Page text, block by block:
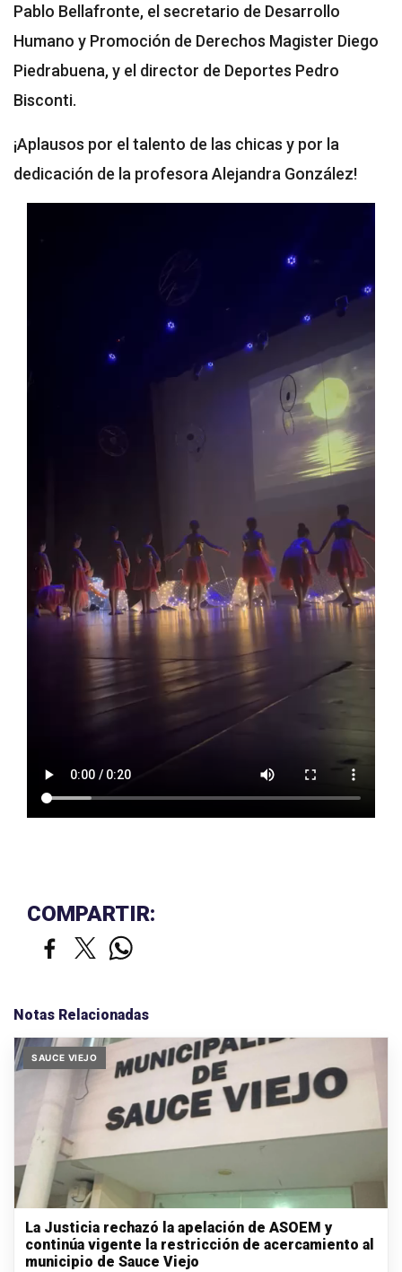
Pablo Bellafronte, el secretario de Desarrollo
Humano y Promoción de Derechos Magister Diego
Piedrabuena, y el director de Deportes Pedro
Bisconti.
¡Aplausos por el talento de las chicas y por la
dedicación de la profesora Alejandra González!
COMPARTIR:
Notas Relacionadas
SAUCE VIEJO
La Justicia rechazó la apelación de ASOEM y
continúa vigente la restricción de acercamiento al
municipio de Sauce Viejo